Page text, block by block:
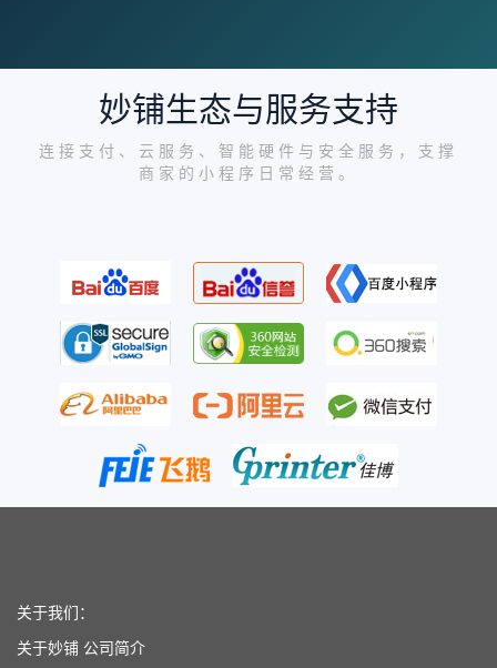
妙铺生态与服务支持
连接支付、云服务、智能硬件与安全服务，支撑
商家的小程序日常经营。
关于我们：
关于妙铺 公司简介